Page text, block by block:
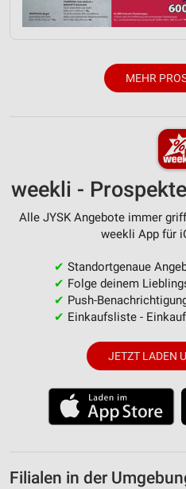
MEHR
weekli -
Alle JYSK Angebote immer
weekli App für
✔ Standortgenaue
✔ Folge deinem
✔ Push-
✔ Einkaufsliste -
JETZT LADEN
Filialen in der
Analyse von Zielgruppen
Kombinationen von Daten aus
Entwicklung und Verbesserung
Verwendung genauer
Geräte anhand von aktiv
Informationen identifizieren
Nicht-IAB-Verarbeitungszwecke:
Notwendig
Performance